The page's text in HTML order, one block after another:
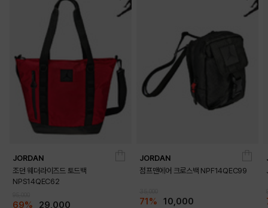
DETAILS
JORDAN
조던 웨더라이즈드 토드백
NPS14QEC62
69% 29,000
JORDAN
점프맨에어 크로스백 NPF14QEC99
71% 10,000